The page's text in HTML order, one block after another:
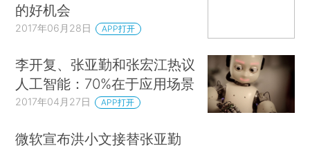
的好机会
2017年06月28日 APP打开
李开复、张亚勤和张宏江热议
人工智能：70%在于应用场景
2017年04月27日 APP打开
微软宣布洪小文接替张亚勤